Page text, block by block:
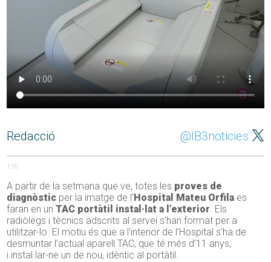
Redacció @IB3noticies
176
A partir de la setmana que ve, totes les proves de
diagnòstic per la imatge de l’ Hospital Mateu Orfila es
faran en unTAC portàtil instal·lat a l’exterior. Els
radiòlegs i tècnics adscrits al servei s’han format per a
utilitzar-lo. El motiu és que a l’interior de l’Hospital s’ha de
desmuntar l’actual aparell TAC, que té més d’11 anys,
i instal·lar-ne un de nou, idèntic al portàtil.